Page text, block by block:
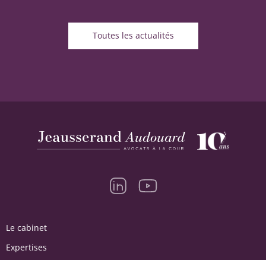
Toutes les actualités
Le cabinet
Expertises